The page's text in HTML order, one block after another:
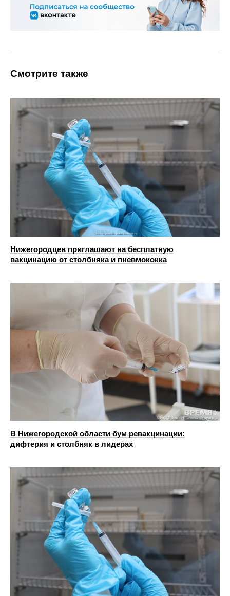
Смотрите также
Нижегородцев приглашают на бесплатную
вакцинацию от столбняка и пневмококка
В Нижегородской области бум ревакцинации:
дифтерия и столбняк в лидерах